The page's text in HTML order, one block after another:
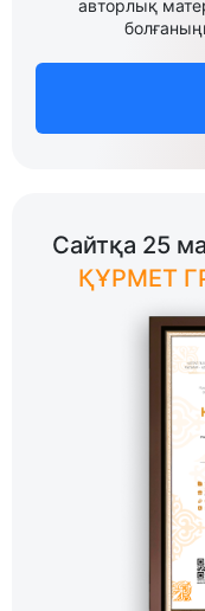
авторлық
Сайтқа 25
ҚҰРМЕТ